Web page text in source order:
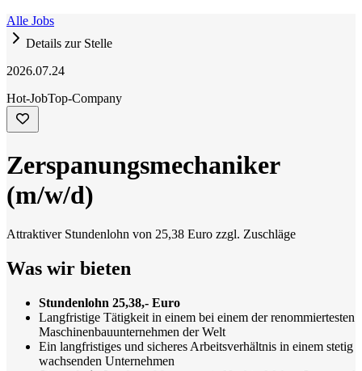
Alle Jobs
Details zur Stelle
2026.07.24
Hot-JobTop-Company
Zerspanungsmechaniker
(m/w/d)
Attraktiver Stundenlohn von 25,38 Euro zzgl. Zuschläge
Was wir bieten
Stundenlohn 25,38,- Euro
Langfristige Tätigkeit in einem bei einem der renommiertesten
Maschinenbauunternehmen der Welt
Ein langfristiges und sicheres Arbeitsverhältnis in einem stetig
wachsenden Unternehmen